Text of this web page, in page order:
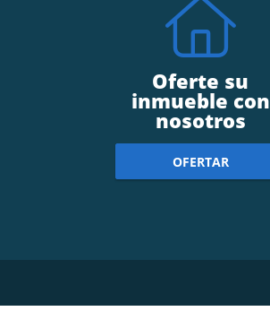
Oferte su
inmueble con
nosotros
OFERTAR